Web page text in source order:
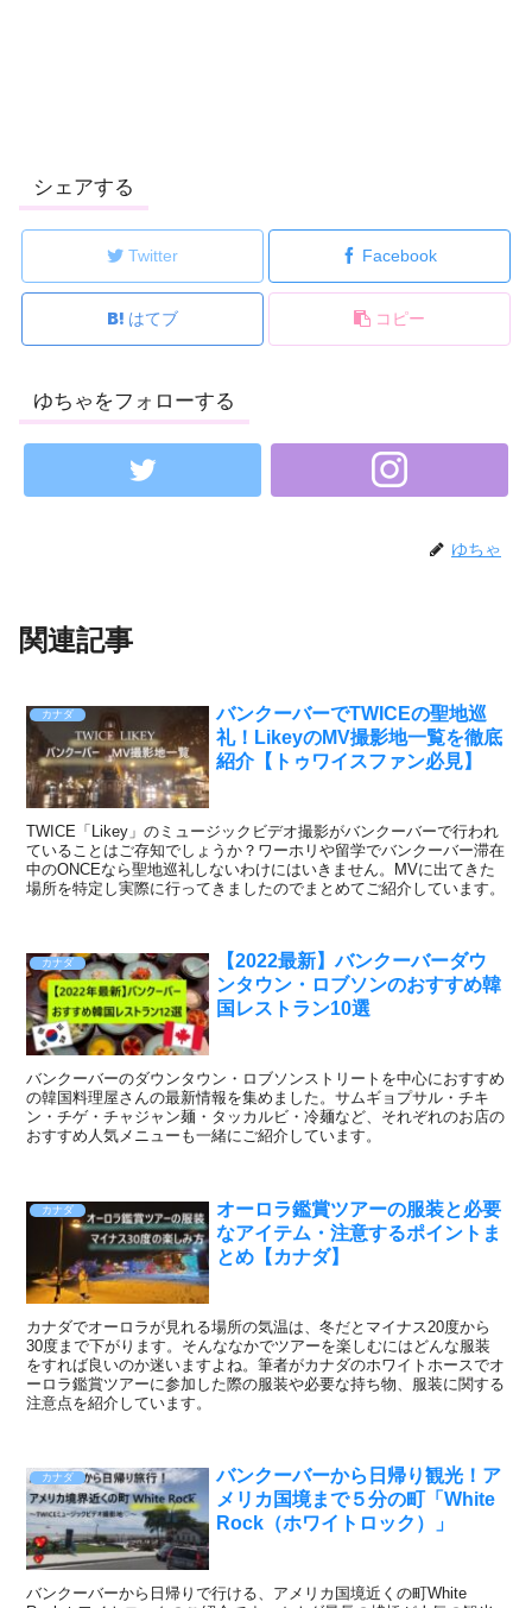
シェアする
Twitter Facebook
はてブ コピー
ゆちゃをフォローする
ゆちゃ
関連記事
カナダ
バンクーバーでTWICEの聖地巡
礼！LikeyのMV撮影地一覧を徹底
紹介【トゥワイスファン必見】
TWICE「Likey」のミュージックビデオ撮影がバンクーバーで行われ
ていることはご存知でしょうか？ワーホリや留学でバンクーバー滞在
中のONCEなら聖地巡礼しないわけにはいきません。MVに出てきた
場所を特定し実際に行ってきましたのでまとめてご紹介しています。
カナダ
【2022最新】バンクーバーダウ
ンタウン・ロブソンのおすすめ韓
国レストラン10選
バンクーバーのダウンタウン・ロブソンストリートを中心におすすめ
の韓国料理屋さんの最新情報を集めました。サムギョプサル・チキ
ン・チゲ・チャジャン麺・タッカルビ・冷麺など、それぞれのお店の
おすすめ人気メニューも一緒にご紹介しています。
カナダ
オーロラ鑑賞ツアーの服装と必要
なアイテム・注意するポイントま
とめ【カナダ】
カナダでオーロラが見れる場所の気温は、冬だとマイナス20度から
30度まで下がります。そんななかでツアーを楽しむにはどんな服装
をすれば良いのか迷いますよね。筆者がカナダのホワイトホースでオ
ーロラ鑑賞ツアーに参加した際の服装や必要な持ち物、服装に関する
注意点を紹介しています。
カナダ
バンクーバーから日帰り観光！ア
メリカ国境まで５分の町「White
Rock（ホワイトロック）」
バンクーバーから日帰りで行ける、アメリカ国境近くの町White